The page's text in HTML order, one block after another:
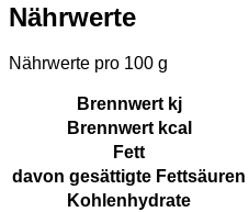
Nährwerte
Nährwerte pro 100 g
Brennwert kj
Brennwert kcal
Fett
davon gesättigte Fettsäuren
Kohlenhydrate